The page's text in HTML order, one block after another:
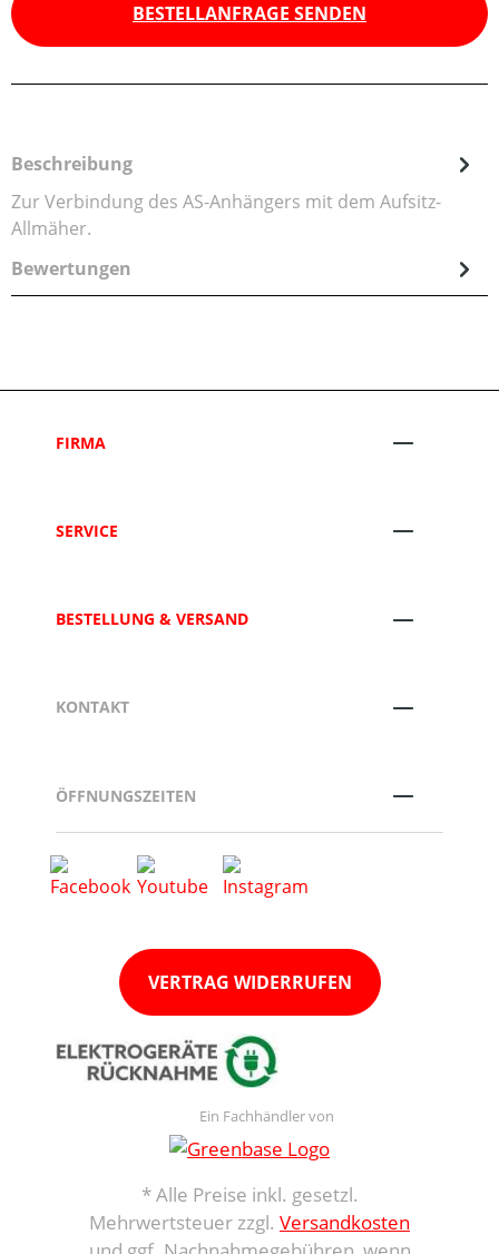
BESTELLANFRAGE SENDEN
Beschreibung
Zur Verbindung des AS-Anhängers mit dem Aufsitz-
Allmäher.
Bewertungen
FIRMA
SERVICE
BESTELLUNG & VERSAND
KONTAKT
ÖFFNUNGSZEITEN
VERTRAG WIDERRUFEN
Ein Fachhändler von
* Alle Preise inkl. gesetzl.
Mehrwertsteuer zzgl. Versandkosten